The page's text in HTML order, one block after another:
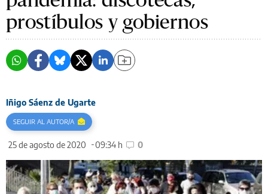
prostíbulos y gobiernos
Iñigo Sáenz de Ugarte
25 de agosto de 2020 09:34 h 0
SEGUIR AL AUTOR/A